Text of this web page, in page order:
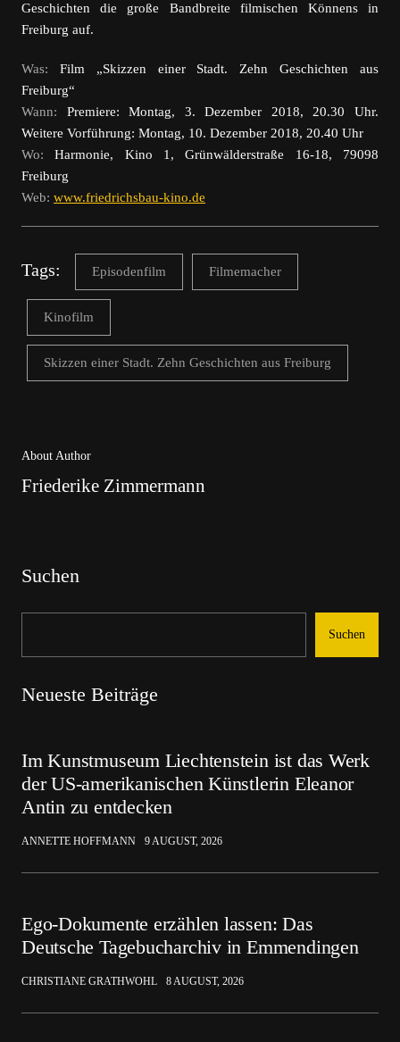
Geschichten die große Bandbreite filmischen Könnens in
Freiburg auf.
Was: Film „Skizzen einer Stadt. Zehn Geschichten aus
Freiburg“
Wann: Premiere: Montag, 3. Dezember 2018, 20.30 Uhr.
Weitere Vorführung: Montag, 10. Dezember 2018, 20.40 Uhr
Wo: Harmonie, Kino 1,Grünwälderstraße 16-18, 79098
Freiburg
Web: www.friedrichsbau-kino.de
Tags: Episodenfilm Filmemacher
Kinofilm
Skizzen einer Stadt. Zehn Geschichten aus Freiburg
About Author
Friederike Zimmermann
Suchen
Suchen
Neueste Beiträge
Im Kunstmuseum Liechtenstein ist das Werk
der US-amerikanischen Künstlerin Eleanor
Antin zu entdecken
ANNETTE HOFFMANN 9 AUGUST, 2026
Ego-Dokumente erzählen lassen: Das
Deutsche Tagebucharchiv in Emmendingen
CHRISTIANE GRATHWOHL 8 AUGUST, 2026